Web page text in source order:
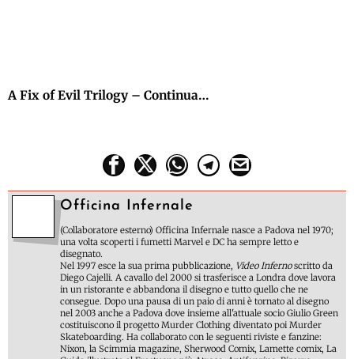
A Fix of Evil Trilogy – Continua…
Officina Infernale
(Collaboratore esterno) Officina Infernale nasce a Padova nel 1970;
una volta scoperti i fumetti Marvel e DC ha sempre letto e
disegnato.
Nel 1997 esce la sua prima pubblicazione, Video Infernoscritto da
Diego Cajelli. A cavallo del 2000 si trasferisce a Londra dove lavora
in un ristorante e abbandona il disegno e tutto quello che ne
consegue. Dopo una pausa di un paio di anni è tornato al disegno
nel 2003 anche a Padova dove insieme all'attuale socio Giulio Green
costituiscono il progetto Murder Clothing diventato poi Murder
Skateboarding. Ha collaborato con le seguenti riviste e fanzine:
Nixon, la Scimmia magazine, Sherwood Comix, Lamette comix, La